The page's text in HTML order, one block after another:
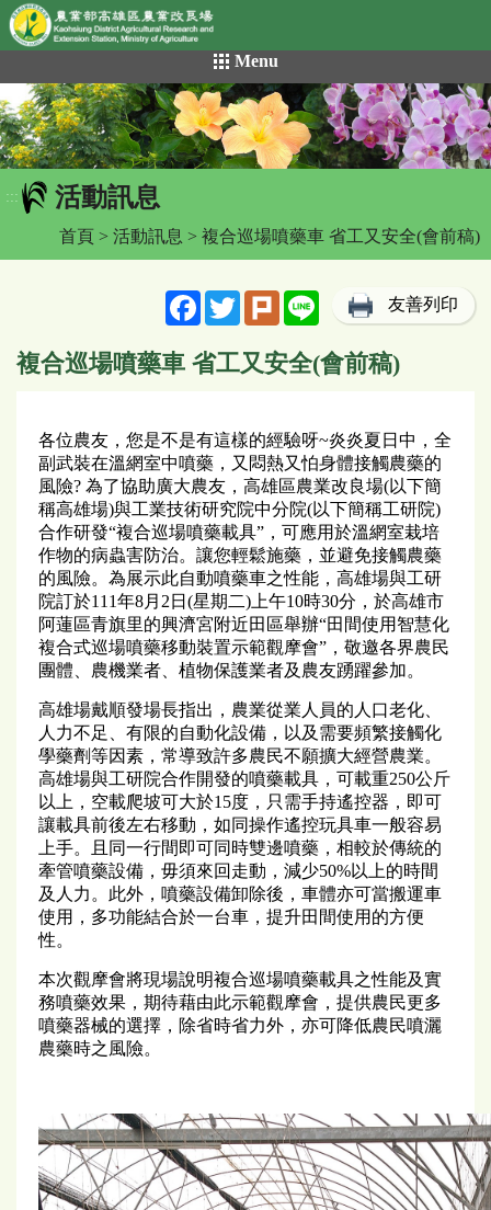
網頁置頂
到
主
要
內
容
區
Menu
::: 活動訊息
首頁 > 活動訊息 > 複合巡場噴藥車 省工又安全(會前稿)
FacebookTwitterPlurk Line 友善列印
複合巡場噴藥車 省工又安全(會前稿)
各位農友，您是不是有這樣的經驗呀~炎炎夏日中，全
副武裝在溫網室中噴藥，又悶熱又怕身體接觸農藥的
風險? 為了協助廣大農友，高雄區農業改良場(以下簡
稱高雄場)與工業技術研究院中分院(以下簡稱工研院)
合作研發“複合巡場噴藥載具”，可應用於溫網室栽培
作物的病蟲害防治。讓您輕鬆施藥，並避免接觸農藥
的風險。為展示此自動噴藥車之性能，高雄場與工研
院訂於111年8月2日(星期二)上午10時30分，於高雄市
阿蓮區青旗里的興濟宮附近田區舉辦“田間使用智慧化
複合式巡場噴藥移動裝置示範觀摩會”，敬邀各界農民
團體、農機業者、植物保護業者及農友踴躍參加。
高雄場戴順發場長指出，農業從業人員的人口老化、
人力不足、有限的自動化設備，以及需要頻繁接觸化
學藥劑等因素，常導致許多農民不願擴大經營農業。
高雄場與工研院合作開發的噴藥載具，可載重250公斤
以上，空載爬坡可大於15度，只需手持遙控器，即可
讓載具前後左右移動，如同操作遙控玩具車一般容易
上手。且同一行間即可同時雙邊噴藥，相較於傳統的
牽管噴藥設備，毋須來回走動，減少50%以上的時間
及人力。此外，噴藥設備卸除後，車體亦可當搬運車
使用，多功能結合於一台車，提升田間使用的方便
性。
本次觀摩會將現場說明複合巡場噴藥載具之性能及實
務噴藥效果，期待藉由此示範觀摩會，提供農民更多
噴藥器械的選擇，除省時省力外，亦可降低農民噴灑
農藥時之風險。